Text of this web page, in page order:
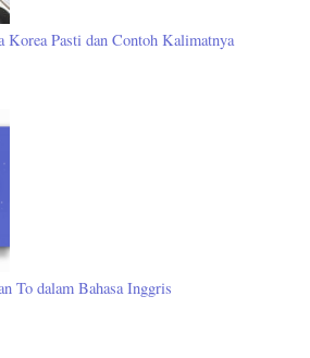
Korea Pasti dan Contoh Kalimatnya
To dalam Bahasa Inggris